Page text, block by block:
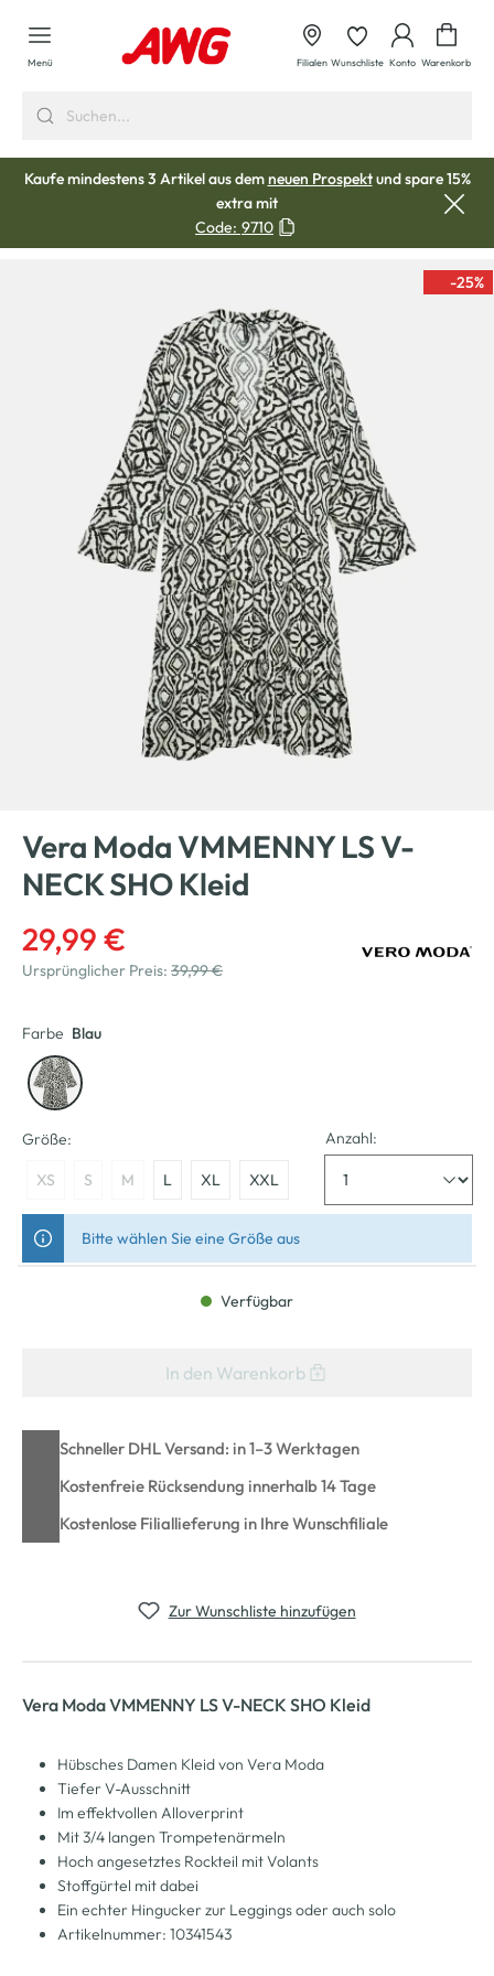
springen
Menü Filialen Wunschliste Konto Warenkorb
Kaufe mindestens 3 Artikel aus demneuen Prospektund spare 15%
extra mit
Code: 9710
-25%
Vera Moda VMMENNY LS V-
NECK SHO Kleid
29,99 €
Ursprünglicher Preis: 39,99 €
Farbe Blau
Größe:
XS S M L XL XXL
Anzahl:
Bitte wählen Sie eine Größe aus
Verfügbar
In den Warenkorb
Schneller DHL Versand: in 1–3 Werktagen
Kostenfreie Rücksendung innerhalb 14 Tage
Kostenlose Filiallieferung in Ihre Wunschfiliale
Zur Wunschliste hinzufügen
Vera Moda VMMENNY LS V-NECK SHO Kleid
Hübsches Damen Kleid von Vera Moda
Tiefer V-Ausschnitt
Im effektvollen Alloverprint
Mit 3/4 langen Trompetenärmeln
Hoch angesetztes Rockteil mit Volants
Stoffgürtel mit dabei
Ein echter Hingucker zur Leggings oder auch solo
Artikelnummer: 10341543